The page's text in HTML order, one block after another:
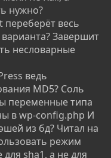
нужно?
переберёт весь
Завершит
несловарные
ведь
MD5? Соль
переменные типа
в wp-config.php И
из бд? Читал на
режим
sha1, а не для